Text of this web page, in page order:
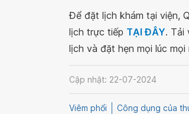
Để đặt lịch khám tại viện,
lịch trực tiếp TẠI ĐÂY. Tải
lịch và đặt hẹn mọi lúc
Cập nhật: 22-07-2024
Viêm phổi Công dụng của